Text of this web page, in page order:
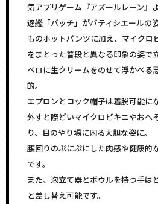
気アプリゲーム『アズールレーン』
逐艦「バッチ」がパティシエールの
ものホットパンツに加え、マイクロ
をまとった普段と異なる印象の姿で
ベロに生クリームをのせて浮かべる
的。
エプロンとコック帽子は着脱可能に
外すと際どいマイクロビキニやおへ
り、目のやり場に困る大胆な姿に。
腰回りのぷにぷにした肉感や健康的
です。
また、泡立て器とボウルを持つ手は
と差し替え可能です。